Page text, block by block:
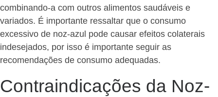
combinando-a com outros alimentos saudáveis e
variados. É importante ressaltar que o consumo
excessivo de noz-azul pode causar efeitos colaterais
indesejados, por isso é importante seguir as
recomendações de consumo adequadas.
Contraindicações da Noz-